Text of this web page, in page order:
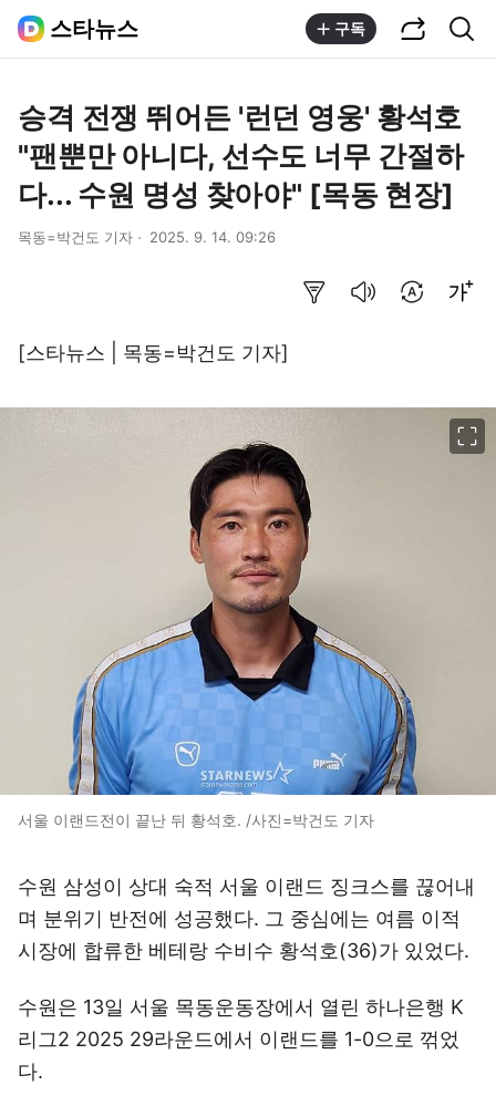
스타뉴스 구독
승격 전쟁 뛰어든 '런던 영웅' 황석호
"팬뿐만 아니다, 선수도 너무 간절하
다... 수원 명성 찾아야" [목동 현장]
목동=박건도 기자 2025. 9. 14. 09:26
[스타뉴스 | 목동=박건도 기자]
서울 이랜드전이 끝난 뒤 황석호. /사진=박건도 기자
수원 삼성이 상대 숙적 서울 이랜드 징크스를 끊어내
며 분위기 반전에 성공했다. 그 중심에는 여름 이적
시장에 합류한 베테랑 수비수 황석호(36)가 있었다.
수원은 13일 서울 목동운동장에서 열린 하나은행 K
리그2 2025 29라운드에서 이랜드를 1-0으로 꺾었
다.